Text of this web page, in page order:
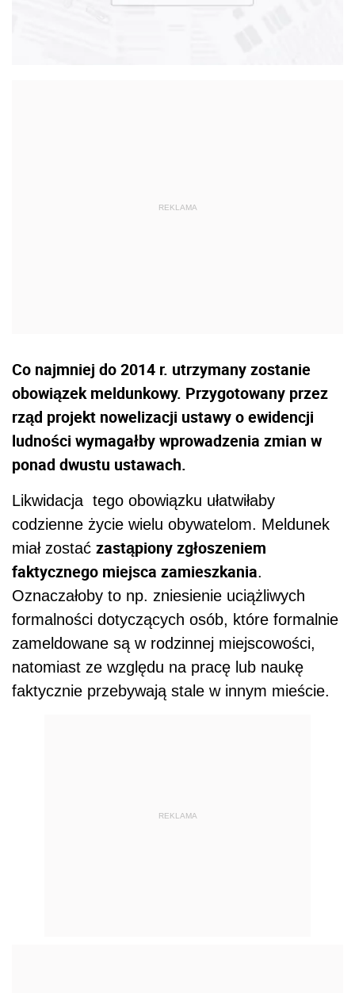
Co najmniej do 2014 r. utrzymany zostanie
obowiązek meldunkowy. Przygotowany przez
rząd projekt nowelizacji ustawy o ewidencji
ludności wymagałby wprowadzenia zmian w
ponad dwustu ustawach.
Likwidacja tego obowiązku ułatwiłaby
codzienne życie wielu obywatelom. Meldunek
miał zostać zastąpiony zgłoszeniem
faktycznego miejsca zamieszkania.
Oznaczałoby to np. zniesienie uciążliwych
formalności dotyczących osób, które formalnie
zameldowane są w rodzinnej miejscowości,
natomiast ze względu na pracę lub naukę
faktycznie przebywają stale w innym mieście.
REKLAMA